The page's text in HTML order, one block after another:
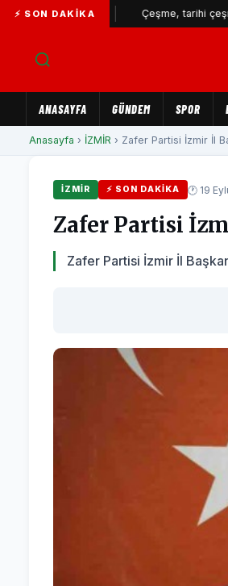
⚡ SON DAKIKA Çeşme, tarihi
ANASAYFA GÜNDEM SPOR
Anasayfa › İZMİR › Zafer Partisi İzmir İl
İZMİR ⚡ SON DAKIKA 🕐 19
Zafer Partisi
Zafer Partisi İzmir İl